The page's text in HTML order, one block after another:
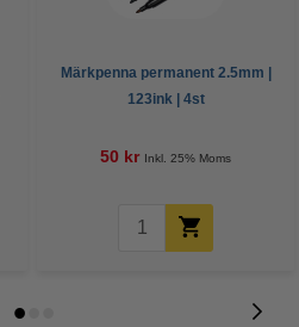
Märkpenna permanent 2.5mm |
123ink | 4st
50 kr Inkl. 25% Moms